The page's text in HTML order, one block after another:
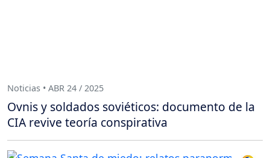
Noticias • ABR 24 / 2025
Ovnis y soldados soviéticos: documento de la
CIA revive teoría conspirativa